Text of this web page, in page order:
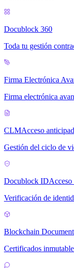
Docublock 360
Toda tu gestión
Firma Electrónica
Firma electrónica
CLMAcceso
Gestión del ciclo de
Docublock ID
Verificación de
Blockchain
Certificados